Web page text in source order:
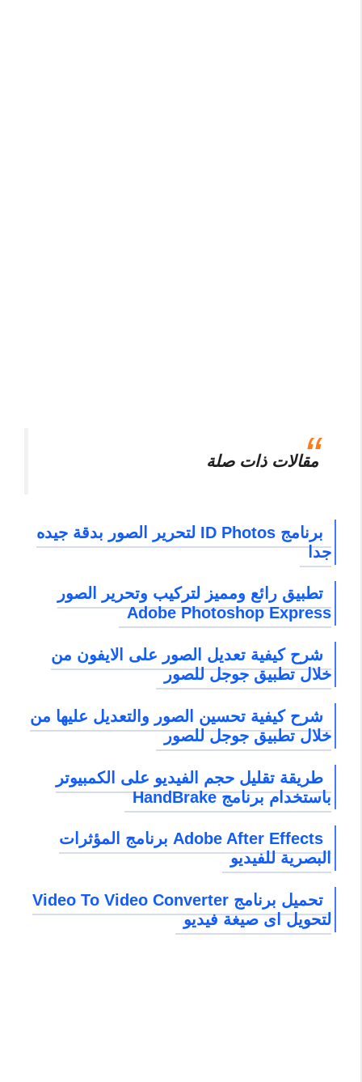
مقالات ذات صلة
برنامج ID Photos لتحرير الصور بدقة جيده
جدا
تطبيق رائع ومميز لتركيب وتحرير الصور
Adobe Photoshop Express
شرح كيفية تعديل الصور على الايفون من
خلال تطبيق جوجل للصور
شرح كيفية تحسين الصور والتعديل عليها من
خلال تطبيق جوجل للصور
طريقة تقليل حجم الفيديو على الكمبيوتر
باستخدام برنامج HandBrake
Adobe After Effects برنامج المؤثرات
البصرية للفيديو
تحميل برنامج Video To Video Converter
لتحويل اى صيغة فيديو